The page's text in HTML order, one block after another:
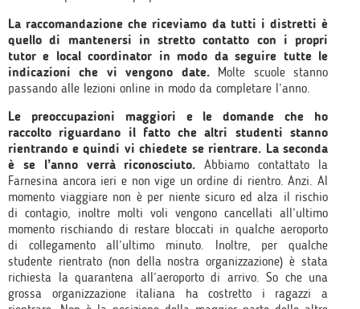
La raccomandazione che riceviamo da tutti i distretti è
quello di mantenersi in stretto contatto con i propri
tutor e local coordinator in modo da seguire tutte le
indicazioni che vi vengono date.Molte scuole stanno
passando alle lezioni online in modo da completare l’anno.
Le preoccupazioni maggiori e le domande che ho
raccolto riguardano il fatto che altri studenti stanno
rientrando e quindi vi chiedete se rientrare. La seconda
è se l’anno verrà riconosciuto. Abbiamo contattato la
Farnesina ancora ieri e non vige un ordine di rientro. Anzi. Al
momento viaggiare non è per niente sicuro ed alza il rischio
di contagio, inoltre molti voli vengono cancellati all’ultimo
momento rischiando di restare bloccati in qualche aeroporto
di collegamento all’ultimo minuto. Inoltre, per qualche
studente rientrato (non della nostra organizzazione) è stata
richiesta la quarantena all’aeroporto di arrivo. So che una
grossa organizzazione italiana ha costretto i ragazzi a